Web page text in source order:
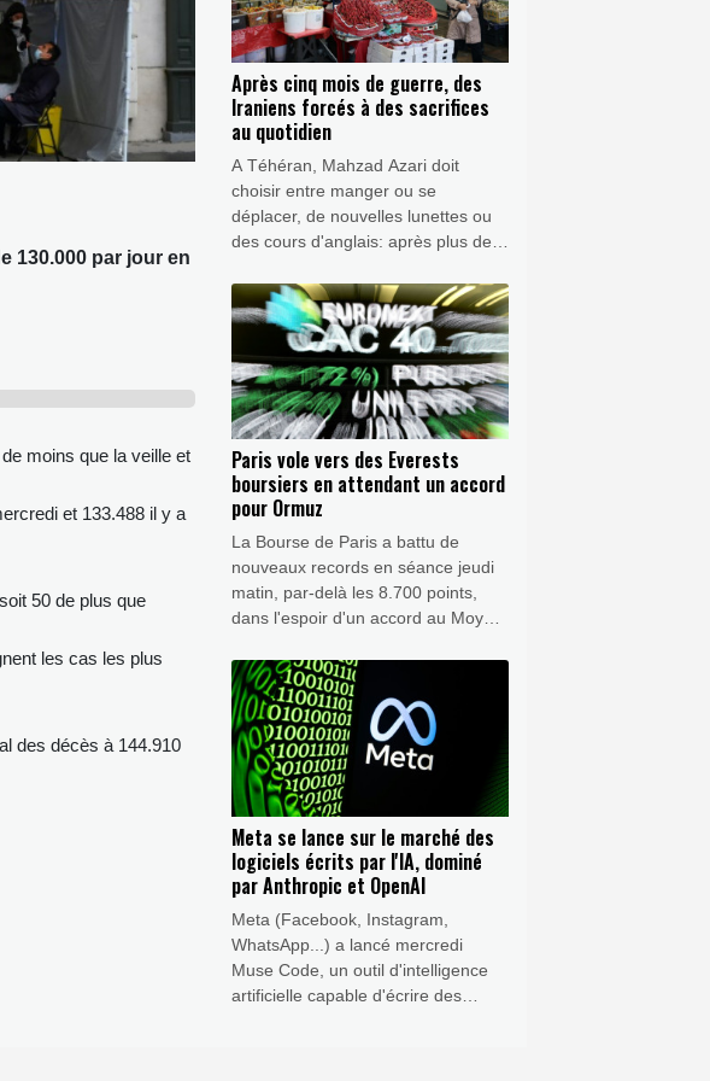
130.000 par jour en
moins que la veille et
et 133.488 il y a
50 de plus que
les cas les plus
des décès à 144.910
Après cinq mois de guerre, des
Iraniens forcés à des sacrifices
au quotidien
A Téhéran, Mahzad Azari doit
choisir entre manger ou se
déplacer, de nouvelles lunettes ou
des cours d'anglais: après plus de
Unis, nombreux sont les Iraniens
qui multiplient les sacrifices au
quotidien pour s'en sortir.
Paris vole vers des Everests
boursiers en attendant un accord
pour Ormuz
La Bourse de Paris a battu de
nouveaux records en séance jeudi
matin, par-delà les 8.700 points,
dans l'espoir d'un accord au Moyen-
du pétrole.
Meta se lance sur le marché des
logiciels écrits par l'IA, dominé
par Anthropic et OpenAI
Meta (Facebook, Instagram,
WhatsApp...) a lancé mercredi
Muse Code, un outil d'intelligence
artificielle capable d'écrire des